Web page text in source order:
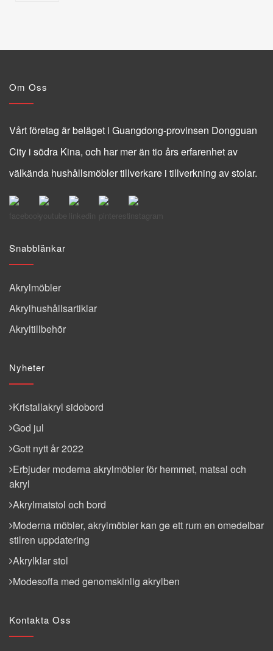
Om Oss
Vårt företag är beläget i Guangdong-provinsen Dongguan
City i södra Kina, och har mer än tio års erfarenhet av
välkända hushållsmöbler tillverkare i tillverkning av stolar.
Snabblänkar
Akrylmöbler
Akrylhushållsartiklar
Akryltillbehör
Nyheter
Kristallakryl sidobord
God jul
Gott nytt år 2022
Erbjuder moderna akrylmöbler för hemmet, matsal och
akryl
Akrylmatstol och bord
Moderna möbler, akrylmöbler kan ge ett rum en omedelbar
stilren uppdatering
Akrylklar stol
Modesoffa med genomskinlig akrylben
Kontakta Oss